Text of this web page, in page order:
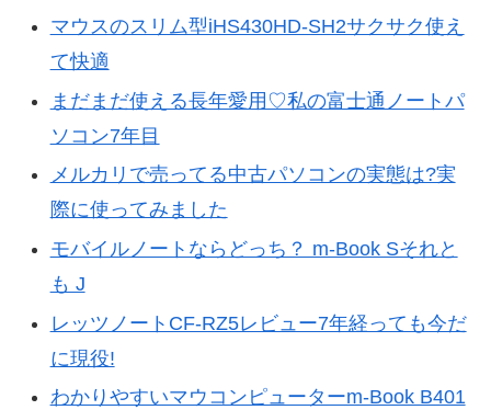
マウスのスリム型iHS430HD-SH2サクサク使え
て快適
まだまだ使える長年愛用♡私の富士通ノートパ
ソコン7年目
メルカリで売ってる中古パソコンの実態は?実
際に使ってみました
モバイルノートならどっち？ m-Book Sそれと
も J
レッツノートCF-RZ5レビュー7年経っても今だ
に現役!
わかりやすいマウコンピューターm-Book B401